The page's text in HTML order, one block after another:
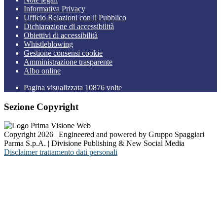
Informativa Privacy
Ufficio Relazioni con il Pubblico
Dichiarazione di accessibilità
Obiettivi di accessibilità
Whistleblowing
Gestione consensi cookie
Amministrazione trasparente
Albo online
Pagina visualizzata 10876 volte
Sezione Copyright
Copyright 2026 | Engineered and powered by Gruppo Spaggiari
Parma S.p.A. | Divisione Publishing & New Social Media
Disclaimer trattamento dati personali